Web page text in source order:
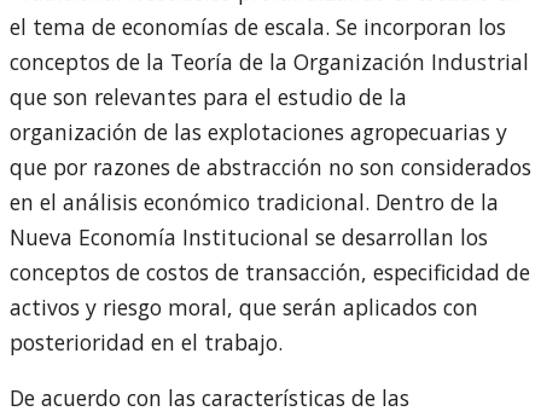
el tema de economías de escala. Se incorporan los
conceptos de la Teoría de la Organización Industrial
que son relevantes para el estudio de la
organización de las explotaciones agropecuarias y
que por razones de abstracción no son considerados
en el análisis económico tradicional. Dentro de la
Nueva Economía Institucional se desarrollan los
conceptos de costos de transacción, especificidad de
activos y riesgo moral, que serán aplicados con
posterioridad en el trabajo.
De acuerdo con las características de las